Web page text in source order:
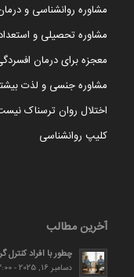
مشاوره روانشناسی و
مشاوره تحصیلی و
معجزه برای درمان
مشاوره جنسی و لذت
اختلال روان ترسناک
کلیپ روانشناسی
آخرین مطالب
چطور با افراد کنترل
دسامبر 16, 2025 - 12:00 ب.ظ